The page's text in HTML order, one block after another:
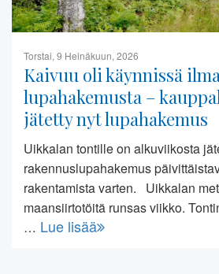
Torstai, 9 Heinäkuun, 2026
Kaivuu oli käynnissä
lupahakemusta –
jätetty nyt lupahakemus
Uikkalan tontille on alkuviikosta
rakennuslupahakemus
rakentamista varten. Uikkalan
maansiirtotöitä runsas viikko.
… Lue lisää